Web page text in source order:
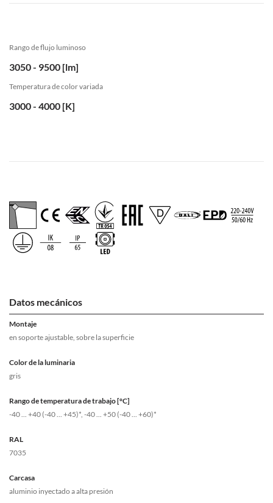
Rango de flujo luminoso
3050 - 9500 [lm]
Temperatura de color variada
3000 - 4000 [K]
Datos mecánicos
Montaje
en soporte ajustable, sobre la superficie
Color de la luminaria
gris
Rango de temperatura de trabajo [°C]
-40 ... +40 (-40 ... +45)*, -40 ... +50 (-40 ... +60)*
RAL
7035
Carcasa
aluminio inyectado a alta presión